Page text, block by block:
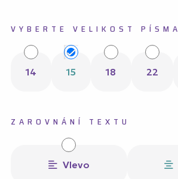
VYBERTE VELIKOST PÍSMA
14 15 18 22
ZAROVNÁNÍ TEXTU
Vlevo